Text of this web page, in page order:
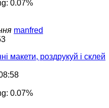
0.07%
manfred
макети, роздрукуй і склей
0.07%